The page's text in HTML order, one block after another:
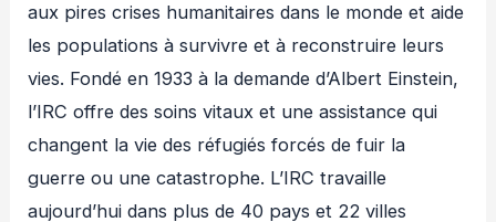
aux pires crises humanitaires dans le monde et aide
les populations à survivre et à reconstruire leurs
vies. Fondé en 1933 à la demande d’Albert Einstein,
l’IRC offre des soins vitaux et une assistance qui
changent la vie des réfugiés forcés de fuir la
guerre ou une catastrophe. L’IRC travaille
aujourd’hui dans plus de 40 pays et 22 villes